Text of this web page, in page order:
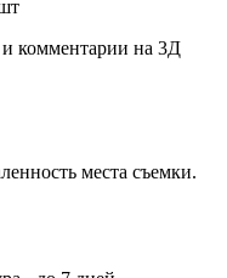
комментарии на 3Д
места съемки.